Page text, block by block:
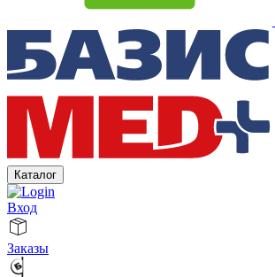
Каталог
Вход
Заказы